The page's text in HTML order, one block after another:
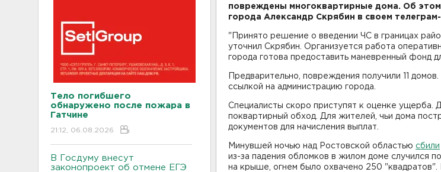
Тело погибшего
обнаружено после пожара в
Гатчине
21:12, 06.08.2026
В Госдуму внесут
законопроект об отмене ЕГЭ
повреждены многоквартирные дома. Об этом
города Александр Скрябин в своем
"Принято решение о введении ЧС в границах
уточнил Скрябин. Организуется работа
города готова предоставить маневренный фонд
Предварительно, повреждения получили 11
ссылкой на администрацию города.
Специалисты скоро приступят к оценке ущерба.
поквартирный обход. Для жителей, чьи дома
документов для начисления выплат.
Минувшей ночью над Ростовской областью сбили
из-за падения обломков в жилом доме случился
на крыше, огнем было охвачено 250 "квадратов".